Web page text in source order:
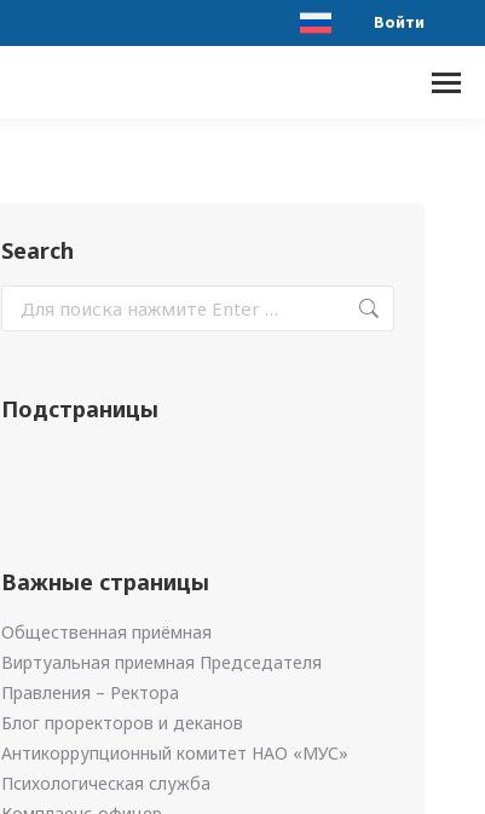
Войти
Search
Подстраницы
Важные страницы
Общественная приёмная
Виртуальная приемная Председателя
Правления – Ректора
Блог проректоров и деканов
Антикоррупционный комитет НАО «МУС»
Психологическая служба